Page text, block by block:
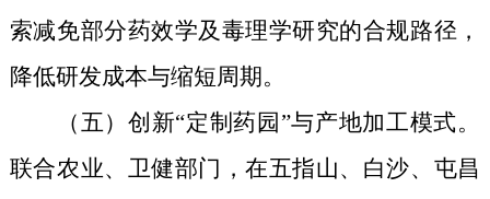
索减免部分药效学及毒理学研究的合规路径 ，
降低研发成本与缩短周期。
（五）创新“定制药园”与产地加工模式。
联合农业、卫健部门，在五指山、白沙、屯昌